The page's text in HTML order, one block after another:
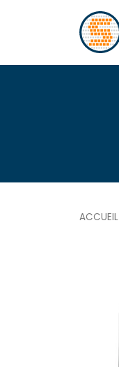
Aller au contenu principal
ACCUEIL